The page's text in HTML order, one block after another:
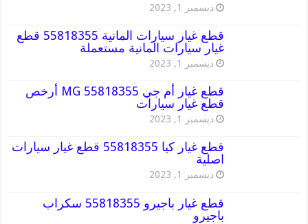
ديسمبر 1, 2023
قطع غيار سيارات المانية 55818355 قطع
غيار سيارات المانية مستعملة
ديسمبر 1, 2023
قطع غيار أم جي MG 55818355 أرخص
قطع غيار سيارات
ديسمبر 1, 2023
قطع غيار كيا 55818355 قطع غيار سيارات
اصلية
ديسمبر 1, 2023
قطع غيار باجيرو 55818355 سكراب
باجيرو